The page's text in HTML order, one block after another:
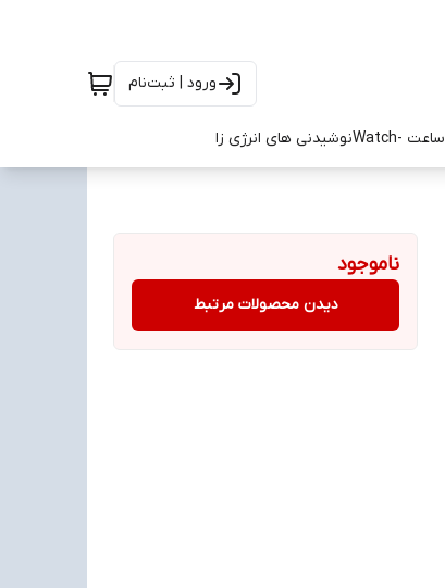
ورود | ثبت‌نام
ساعت -Watch نوشیدنی های انرژی زا
ناموجود
دیدن محصولات مرتبط